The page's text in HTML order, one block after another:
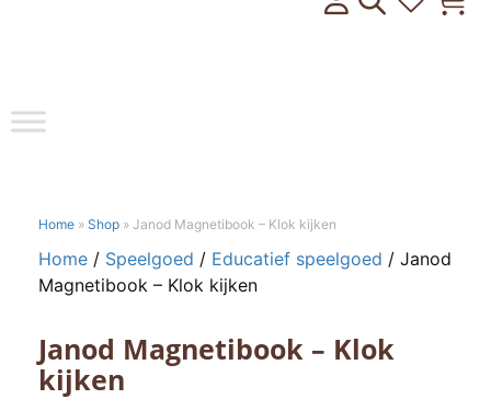
Toggle
Home » Shop » Janod Magnetibook – Klok kijken
Home / Speelgoed / Educatief speelgoed / Janod
Magnetibook – Klok kijken
Janod Magnetibook – Klok
kijken